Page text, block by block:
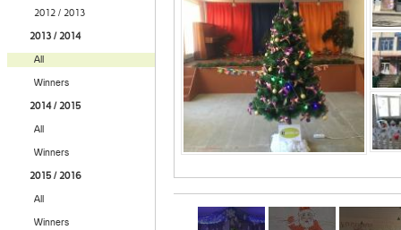
2012 / 2013
2013 / 2014
All
Winners
2014 / 2015
All
Winners
2015 / 2016
All
Winners